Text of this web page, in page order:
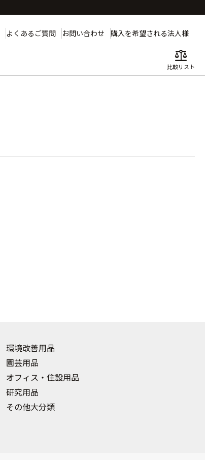
よくあるご質問 お問い合わせ 購入を希望される法人様
balance
比較リスト
環境改善用品
園芸用品
オフィス・住設用品
研究用品
その他大分類